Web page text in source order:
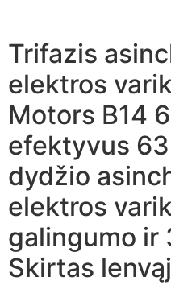
Trifazis
elektros
Motors B14
efektyvus
dydžio
elektros
galingumo ir
Skirtas